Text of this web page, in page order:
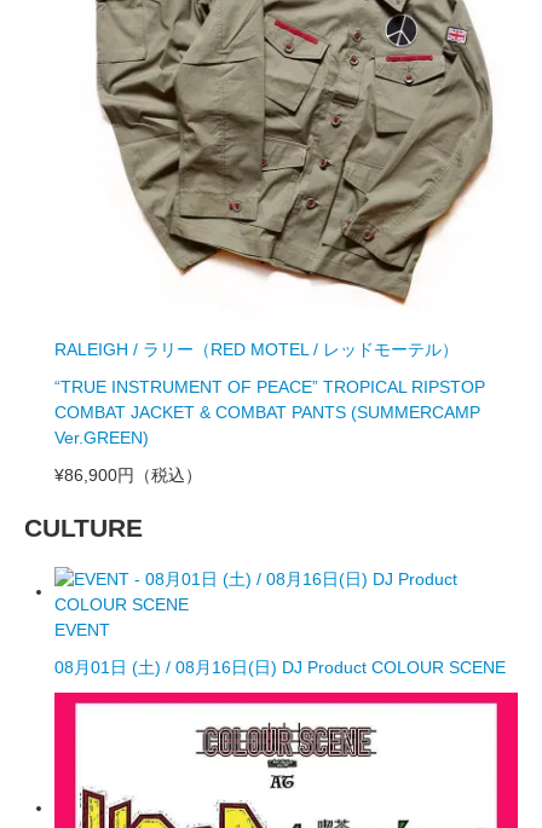
RALEIGH / ラリー（RED MOTEL / レッドモーテル）
“TRUE INSTRUMENT OF PEACE” TROPICAL RIPSTOP
COMBAT JACKET & COMBAT PANTS (SUMMERCAMP
Ver.GREEN)
¥86,900円 （税込）
CULTURE
EVENT
08月01日 (土) / 08月16日(日) DJ Product COLOUR SCENE